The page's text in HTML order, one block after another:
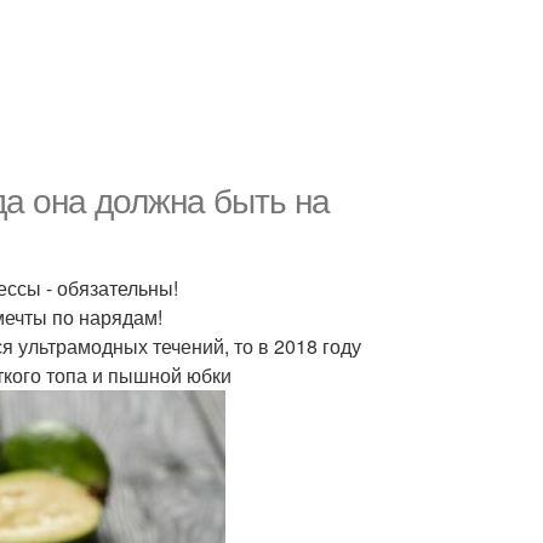
она должна быть на
- обязательны!
по нарядам!
ультрамодных течений, то в 2018 году
топа и пышной юбки